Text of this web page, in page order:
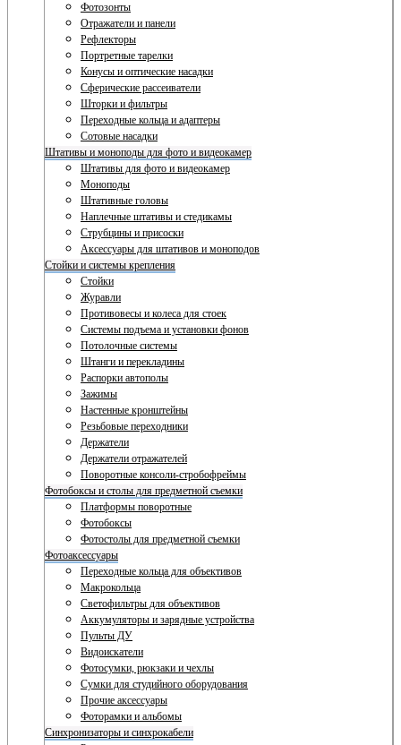
Фотозонты
Отражатели и панели
Рефлекторы
Портретные тарелки
Конусы и оптические насадки
Сферические рассеиватели
Шторки и фильтры
Переходные кольца и адаптеры
Сотовые насадки
Штативы и моноподы для фото и видеокамер
Штативы для фото и видеокамер
Моноподы
Штативные головы
Наплечные штативы и стедикамы
Струбцины и присоски
Аксессуары для штативов и моноподов
Стойки и системы крепления
Стойки
Журавли
Противовесы и колеса для стоек
Системы подъема и установки фонов
Потолочные системы
Штанги и перекладины
Распорки автополы
Зажимы
Настенные кронштейны
Резьбовые переходники
Держатели
Держатели отражателей
Поворотные консоли-стробофреймы
Фотобоксы и столы для предметной съемки
Платформы поворотные
Фотобоксы
Фотостолы для предметной съемки
Фотоаксессуары
Переходные кольца для объективов
Макрокольца
Светофильтры для объективов
Аккумуляторы и зарядные устройства
Пульты ДУ
Видоискатели
Фотосумки, рюкзаки и чехлы
Сумки для студийного оборудования
Прочие аксессуары
Фоторамки и альбомы
Синхронизаторы и синхрокабели